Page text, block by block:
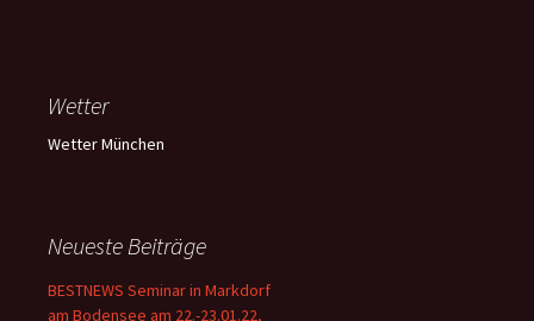
Wetter
Wetter München
Neueste Beiträge
BESTNEWS Seminar in Markdorf
am Bodensee am 22.-23.01.22,